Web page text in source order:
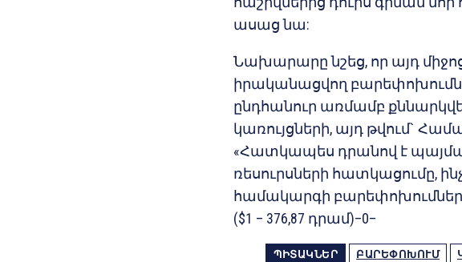
ասաց նա:
Նախարարը նշեց, որ այդ
իրականացվող
ընդհանուր առմամբ
կառույցների, այդ թվում`
«Հատկապես դրանով է
ռեսուրսների հատկացումը,
համակարգի
($1 – 376,87 դրամ)–0–
ՊԻՏԱԿՆԵՐ ԲԱՐԵՓՈԽՈՒՄ